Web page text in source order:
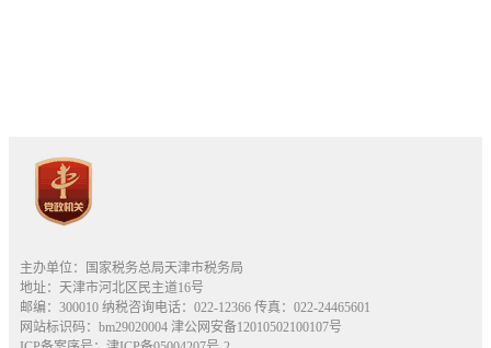
主办单位：国家税务总局天津市税务局
地址：天津市河北区民主道16号
邮编：300010 纳税咨询电话：022-12366 传真：022-24465601
网站标识码：bm29020004 津公网安备12010502100107号